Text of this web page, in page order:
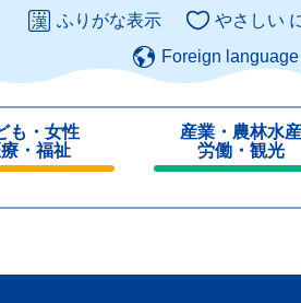
こ
ふりがな表示 やさしい
Foreign language
も・女性
療・福祉
産業・農林水産
労働・観光
じ